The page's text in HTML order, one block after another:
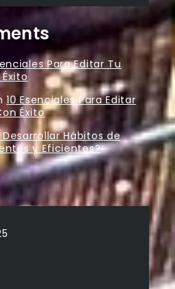
Para Editar Tu
10 Esenciales Para Editar
Éxito
Hábitos de
y Eficientes?